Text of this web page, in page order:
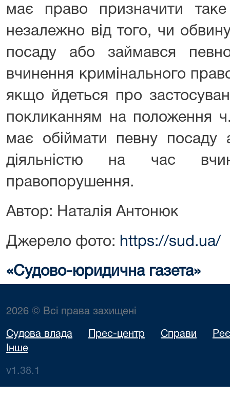
має право призначити
незалежно від того, чи
посаду або займався
вчинення кримінального
якщо йдеться про
покликанням на положення
має обіймати певну посаду
діяльністю на час
правопорушення.
Автор: Наталія Антонюк
Джерело фото: https://sud.ua/
«Судово-юридична газета»
2026 © Всі права захищені
Судова влада Прес-центр Справи
Інше
v1.38.1